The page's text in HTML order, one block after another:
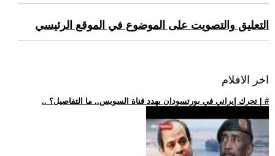
التعليق والتصويت على الموضوع في الموقع الرئيسي
اخر الافلام
.. تحرك إيراني في بورتسودان يهدد قناة السويس.. ما التفاصيل؟ | #